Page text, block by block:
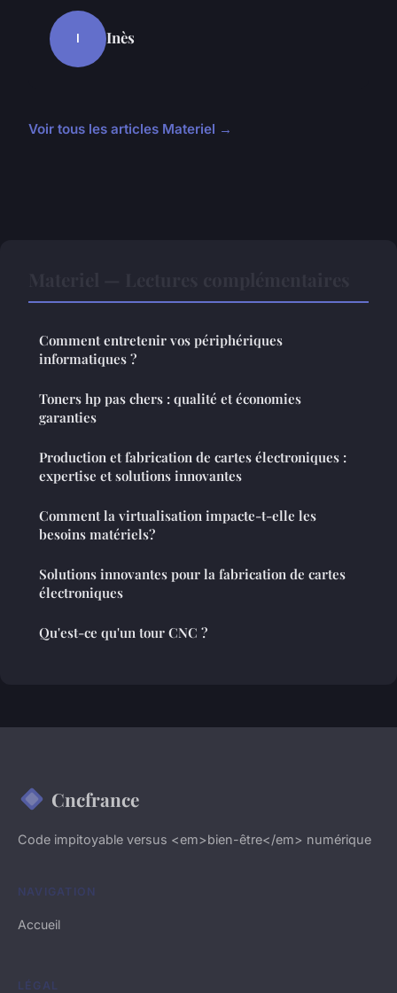
I Inès
Voir tous les articles Materiel →
Comment entretenir vos périphériques
informatiques ?
Toners hp pas chers : qualité et économies
garanties
Production et fabrication de cartes électroniques :
expertise et solutions innovantes
Comment la virtualisation impacte-t-elle les
besoins matériels?
Solutions innovantes pour la fabrication de cartes
électroniques
Qu'est-ce qu'un tour CNC ?
Cncfrance
Code impitoyable versus <em>bien-être</em> numérique
NAVIGATION
Accueil
LÉGAL